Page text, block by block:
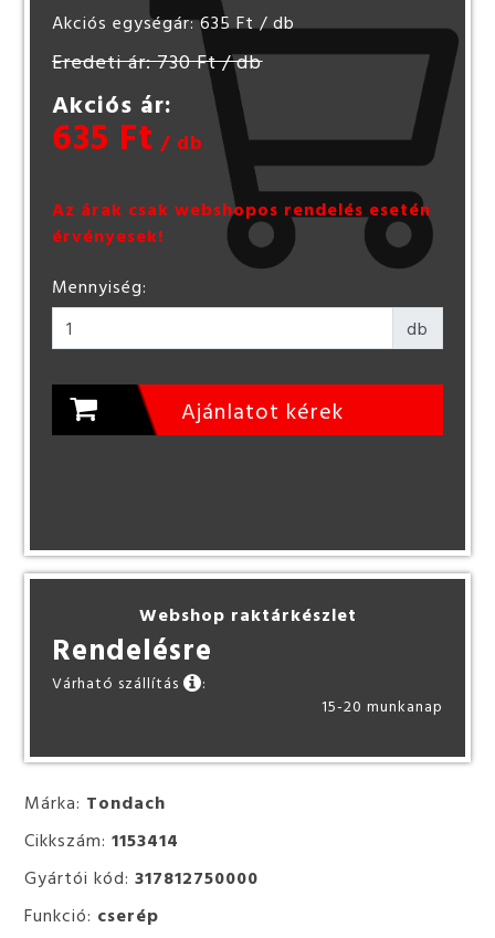
Márka: Tondach
Cikkszám:1153414
Gyártói kód:317812750000
Funkció: cserép
Akciós egységár: 635 Ft/ db
Eredeti ár: 730 Ft/ db
Akciós ár:
635 Ft / db
Az árak csak webshopos rendelés esetén
érvényesek!
Mennyiség:
db
Ajánlatot kérek
Webshop raktárkészlet
Rendelésre
Várható szállítás
:
15-20 munkanap